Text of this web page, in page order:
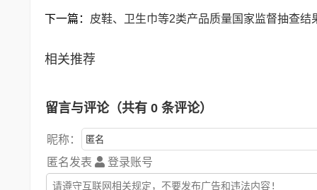
下一篇： 皮鞋、卫生巾等2类产品质量国家监督抽查结
相关推荐
留言与评论（共有 0 条评论）
昵称：
匿名发表
登录账号